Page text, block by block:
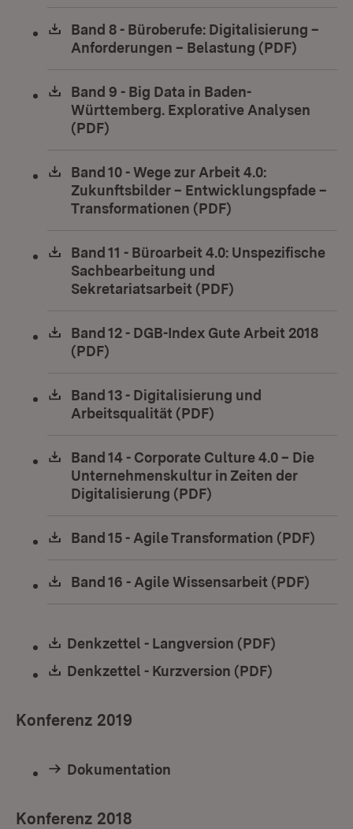
Download:
Band 8 - Büroberufe: Digitalisierung –
Anforderungen – Belastung (PDF)
Download:
Band 9 - Big Data in Baden-
Württemberg. Explorative Analysen
(PDF)
Download:
Band 10 - Wege zur Arbeit 4.0:
Zukunftsbilder – Entwicklungspfade –
Transformationen (PDF)
Download:
Band 11 - Büroarbeit 4.0: Unspezifische
Sachbearbeitung und
Sekretariatsarbeit (PDF)
Download:
Band 12 - DGB-Index Gute Arbeit 2018
(PDF)
Download:
Band 13 - Digitalisierung und
Arbeitsqualität (PDF)
Download:
Band 14 - Corporate Culture 4.0 – Die
Unternehmenskultur in Zeiten der
Digitalisierung (PDF)
Download:
Band 15 - Agile Transformation (PDF)
Download:
Band 16 - Agile Wissensarbeit (PDF)
Download:
Denkzettel - Langversion (PDF)
Download:
Denkzettel - Kurzversion (PDF)
Konferenz 2019
Dokumentation
Konferenz 2018